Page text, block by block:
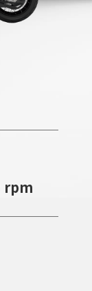
rpm